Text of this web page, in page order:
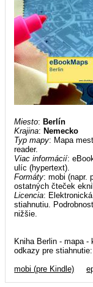
Miesto: Berlín
Krajina: Nemecko
Typ mapy: Mapa
reader.
Viac informácií:
ulíc (hypertext).
Formáty: mobi (napr.
ostatných čteček
Licencia:
stiahnutiu.
nižšie.
Kniha Berlin - mapa -
odkazy pre stiahnutie:
mobi (pre Kindle)